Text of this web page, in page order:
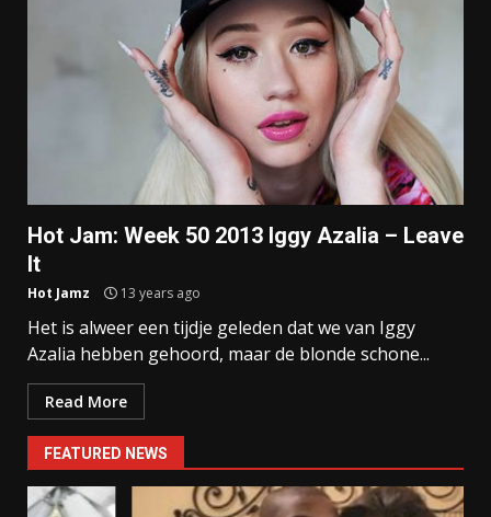
Hot Jam: Week 50 2013 Iggy Azalia – Leave
It
Hot Jamz 13 years ago
Het is alweer een tijdje geleden dat we van Iggy
Azalia hebben gehoord, maar de blonde schone...
Read More
FEATURED NEWS